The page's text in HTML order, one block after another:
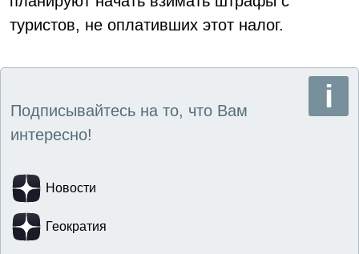
туристов, не оплативших этот налог.
Подписывайтесь на то, что Вам
интересно!
Новости
Геократия